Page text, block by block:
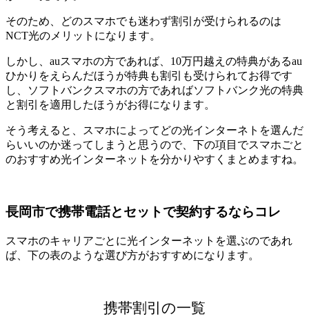
そのため、どのスマホでも迷わず割引が受けられるのは
NCT光のメリットになります。
しかし、auスマホの方であれば、10万円越えの特典があるau
ひかりをえらんだほうが特典も割引も受けられてお得です
し、ソフトバンクスマホの方であればソフトバンク光の特典
と割引を適用したほうがお得になります。
そう考えると、スマホによってどの光インターネトを選んだ
らいいのか迷ってしまうと思うので、下の項目でスマホごと
のおすすめ光インターネットを分かりやすくまとめますね。
長岡市で携帯電話とセットで契約するならコレ
スマホのキャリアごとに光インターネットを選ぶのであれ
ば、下の表のような選び方がおすすめになります。
携帯割引の一覧